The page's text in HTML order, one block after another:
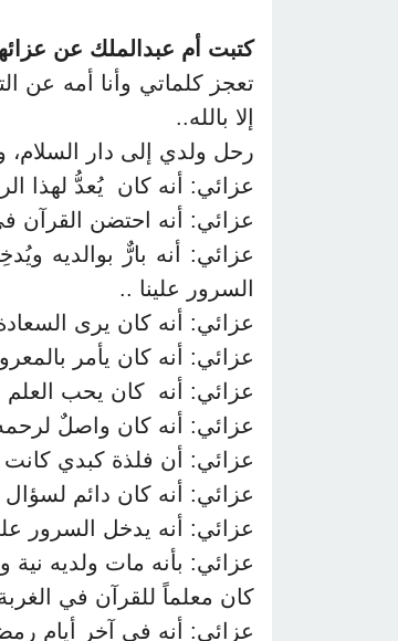
كتبت أم عبدالملك عن
تعجز كلماتي وأنا أمه عن
إلا بالله..
رحل ولدي إلى دار السلام،
عزائي: أنه كان يُعدُّ لهذا
عزائي: أنه احتضن القرآن
عزائي: أنه بارٌّ بوالديه
السرور علينا ..
عزائي: أنه كان يرى
عزائي: أنه كان يأمر
عزائي: أنه كان يحب
عزائي: أنه كان واصلٌ لرحمه
عزائي: أن فلذة كبدي كانت
عزائي: أنه كان دائم
عزائي: أنه يدخل السرور
عزائي: بأنه مات ولديه
كان معلماً للقرآن في
عزائي: أنه في آخر أيام